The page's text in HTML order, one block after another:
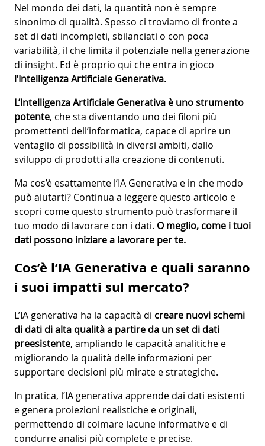
Nel mondo dei dati, la quantità non è sempre
sinonimo di qualità. Spesso ci troviamo di fronte a
set di dati incompleti, sbilanciati o con poca
variabilità, il che limita il potenziale nella generazione
di insight. Ed è proprio qui che entra in gioco
l’Intelligenza Artificiale Generativa.
L’Intelligenza Artificiale Generativa è uno strumento
potente, che sta diventando uno dei filoni più
promettenti dell’informatica, capace di aprire un
ventaglio di possibilità in diversi ambiti, dallo
sviluppo di prodotti alla creazione di contenuti.
Ma cos’è esattamente l’IA Generativa e in che modo
può aiutarti? Continua a leggere questo articolo e
scopri come questo strumento può trasformare il
tuo modo di lavorare con i dati. O meglio, come i tuoi
dati possono iniziare a lavorare per te.
Cos’è l’IA Generativa e quali saranno
i suoi impatti sul mercato?
L’IA generativa ha la capacità di creare nuovi schemi
di dati di alta qualità a partire da un set di dati
preesistente, ampliando le capacità analitiche e
migliorando la qualità delle informazioni per
supportare decisioni più mirate e strategiche.
In pratica, l’IA generativa apprende dai dati esistenti
e genera proiezioni realistiche e originali,
permettendo di colmare lacune informative e di
condurre analisi più complete e precise.